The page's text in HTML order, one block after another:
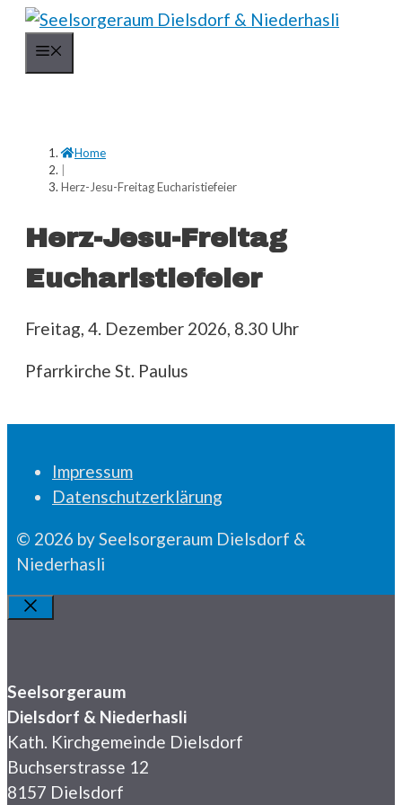
Springe
Inhalt
Home
Herz-Jesu-Freitag Eucharistiefeier
Herz-Jesu-Freitag
Eucharistiefeier
Freitag, 4. Dezember 2026, 8.30 Uhr
Pfarrkirche St. Paulus
Impressum
Datenschutzerklärung
© 2026 by Seelsorgeraum Dielsdorf &
Niederhasli
Schliessen
Seelsorgeraum
Dielsdorf & Niederhasli
Kath. Kirchgemeinde Dielsdorf
Buchserstrasse 12
8157 Dielsdorf